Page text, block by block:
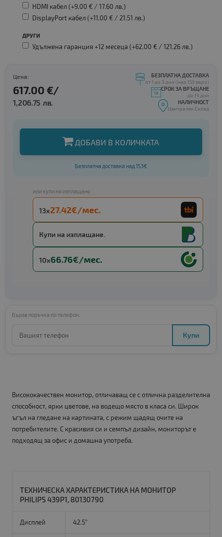
HDMI кабел (+9.00 € / 17.60 лв.)
DisplayPort кабел (+11.00 € / 21.51 лв.)
ДРУГИ
Удължена гаранция +12 месеца (+62.00 € / 121.26 лв.)
Цена:
617.00 €/
1,206.75 лв.
БЕЗПЛАТНА ДОСТАВКА
от 1 до 3 дни (над 153 евро)
СРОК ЗА ВРЪЩАНЕ
до 14 дни
НАЛИЧНОСТ
Централен Склад
ДОБАВИ В КОЛИЧКАТА
Безплатна доставка над 153€
или купи на изплащане:
13x27.42€/мес.
Купи на изплащане.
10x66.76€/мес.
Бърза поръчка по телефон:
Купи
Висококачествен монитор, отличаващ се с отлична разделителна
способност, ярки цветове, на водещо място в класа си. Широк
ъгъл на гледане на картината, с режим щадящ очите на
потребителите. С красивия си и семпъл дизайн, мониторът е
подходящ за офис и домашна употреба.
ТЕХНИЧЕСКА ХАРАКТЕРИСТИКА НА МОНИТОР
PHILIPS 439P1, 80130790
Дисплей 42.5"